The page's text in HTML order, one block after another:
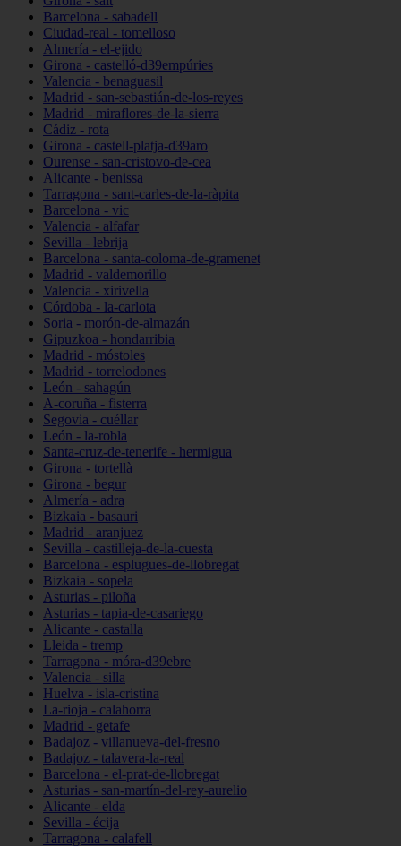
Barcelona - sabadell
Ciudad-real - tomelloso
Almería - el-ejido
Girona - castelló-d39empúries
Valencia - benaguasil
Madrid - san-sebastián-de-los-reyes
Madrid - miraflores-de-la-sierra
Cádiz - rota
Girona - castell-platja-d39aro
Ourense - san-cristovo-de-cea
Alicante - benissa
Tarragona - sant-carles-de-la-ràpita
Barcelona - vic
Valencia - alfafar
Sevilla - lebrija
Barcelona - santa-coloma-de-gramenet
Madrid - valdemorillo
Valencia - xirivella
Córdoba - la-carlota
Soria - morón-de-almazán
Gipuzkoa - hondarribia
Madrid - móstoles
Madrid - torrelodones
León - sahagún
A-coruña - fisterra
Segovia - cuéllar
León - la-robla
Santa-cruz-de-tenerife - hermigua
Girona - tortellà
Girona - begur
Almería - adra
Bizkaia - basauri
Madrid - aranjuez
Sevilla - castilleja-de-la-cuesta
Barcelona - esplugues-de-llobregat
Bizkaia - sopela
Asturias - piloña
Asturias - tapia-de-casariego
Alicante - castalla
Lleida - tremp
Tarragona - móra-d39ebre
Valencia - silla
Huelva - isla-cristina
La-rioja - calahorra
Madrid - getafe
Badajoz - villanueva-del-fresno
Badajoz - talavera-la-real
Barcelona - el-prat-de-llobregat
Asturias - san-martín-del-rey-aurelio
Alicante - elda
Sevilla - écija
Tarragona - calafell